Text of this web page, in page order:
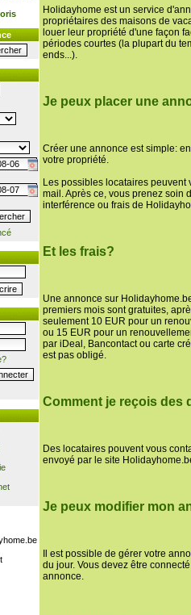
Holidayhome est un service
propriétaires des maisons de
louer leur propriété d'une façon
périodes courtes (la plupart du
ends...).
Je peux placer une
Créer une annonce est simple:
votre propriété.
Les possibles locataires peuvent
mail. Après ce, vous prenez soin
interférence ou frais de
Et les frais?
Une annonce sur
premiers mois sont gratuites,
seulement 10 EUR pour un
ou 15 EUR pour un
par iDeal, Bancontact ou carte
est pas obligé.
Comment je reçois des
Des locataires pouvent vous
envoyé par le site
Je peux modifier mon
Il est possible de gérer votre
du jour. Vous devez être
annonce.